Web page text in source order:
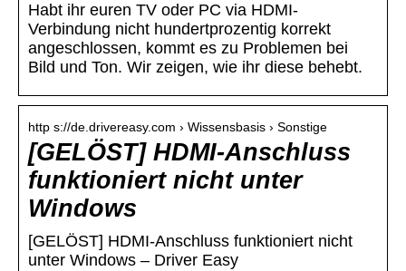
Habt ihr euren TV oder PC via HDMI-
Verbindung nicht hundertprozentig korrekt
angeschlossen, kommt es zu Problemen bei
Bild und Ton. Wir zeigen, wie ihr diese behebt.
http s://de.drivereasy.com › Wissensbasis › Sonstige
[GELÖST] HDMI-Anschluss
funktioniert nicht unter
Windows
[GELÖST] HDMI-Anschluss funktioniert nicht
unter Windows – Driver Easy